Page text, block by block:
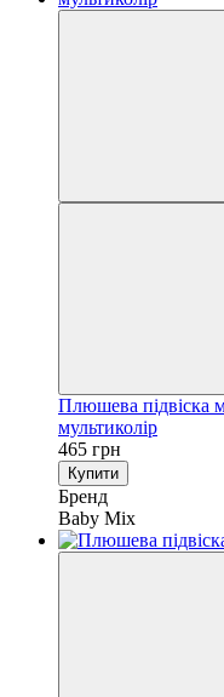
Плюшева підвіска
мультиколір
465 грн
Купити
Бренд
Baby Mix